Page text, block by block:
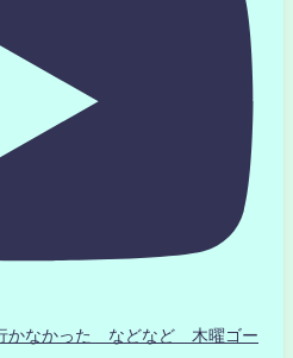
かなかった などなど 木曜ゴー